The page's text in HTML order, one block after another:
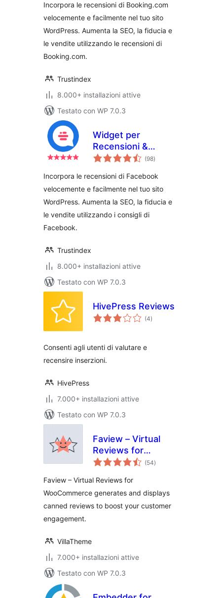
Incorpora le recensioni di Booking.com
velocemente e facilmente nel tuo sito
WordPress. Aumenta la SEO, la fiducia e
le vendite utilizzando le recensioni di
Booking.com.
Trustindex
8.000+ installazioni attive
Testato con WP 7.0.3
Widget per
Recensioni &
Raccomandazioni
(98valutazioni
totali
)
Incorpora le recensioni di Facebook
velocemente e facilmente nel tuo sito
WordPress. Aumenta la SEO, la fiducia e
le vendite utilizzando i consigli di
Facebook.
Trustindex
8.000+ installazioni attive
Testato con WP 7.0.3
HivePress Reviews
(4valutazioni
totali
)
Consenti agli utenti di valutare e
recensire inserzioni.
HivePress
7.000+ installazioni attive
Testato con WP 7.0.3
Faview – Virtual
Reviews for
WooCommerce
(54valutazioni
totali
)
Faview – Virtual Reviews for
WooCommerce generates and displays
canned reviews to boost your customer
engagement.
VillaTheme
7.000+ installazioni attive
Testato con WP 7.0.3